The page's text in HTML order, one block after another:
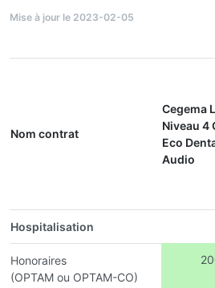
Mise à jour le 2023-02-05
Nom contrat
Cegema
Niveau 4
Eco
Audio
Hospitalisation
Honoraires
(OPTAM ou OPTAM-CO)